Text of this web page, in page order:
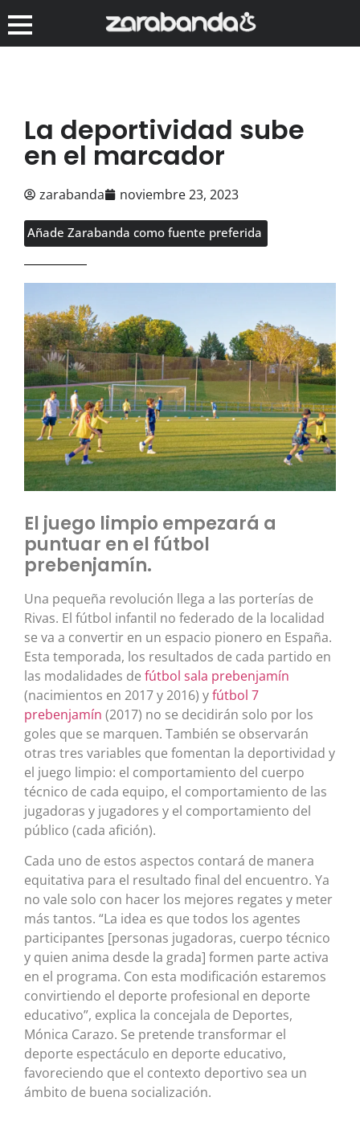
La deportividad sube
en el marcador
zarabanda noviembre 23, 2023
Añade Zarabanda como fuente preferida
El juego limpio empezará a
puntuar en el fútbol
prebenjamín.
Una pequeña revolución llega a las porterías de
Rivas. El fútbol infantil no federado de la localidad
se va a convertir en un espacio pionero en España.
Esta temporada, los resultados de cada partido en
las modalidades de fútbol sala prebenjamín
(nacimientos en 2017 y 2016) yfútbol 7
prebenjamín (2017) no se decidirán solo por los
goles que se marquen. También se observarán
otras tres variables que fomentan la deportividad y
el juego limpio: el comportamiento del cuerpo
técnico de cada equipo, el comportamiento de las
jugadoras y jugadores y el comportamiento del
público (cada afición).
Cada uno de estos aspectos contará de manera
equitativa para el resultado final del encuentro. Ya
no vale solo con hacer los mejores regates y meter
más tantos. “La idea es que todos los agentes
participantes [personas jugadoras, cuerpo técnico
y quien anima desde la grada] formen parte activa
en el programa. Con esta modificación estaremos
convirtiendo el deporte profesional en deporte
educativo”, explica la concejala de Deportes,
Mónica Carazo. Se pretende transformar el
deporte espectáculo en deporte educativo,
favoreciendo que el contexto deportivo sea un
ámbito de buena socialización.